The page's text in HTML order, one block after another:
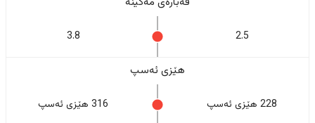
2.5
3.8
هێزی ئەسپ
228 هێزی ئەسپ 316 هێزی ئەسپ